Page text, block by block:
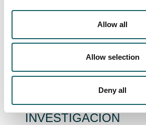
Allow all
Allow selection
Deny all
Unibertsitatea
MODELODE
INVESTIGACIÓN